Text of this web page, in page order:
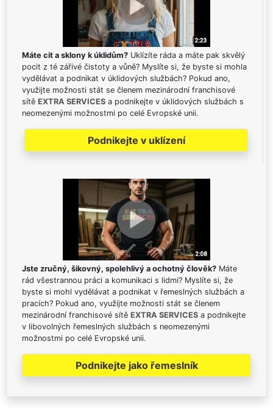
Máte cit a sklony k úklidům? Uklízíte ráda a máte pak skvělý
pocit z té zářivé čistoty a vůně? Myslíte si, že byste si mohla
vydělávat a podnikat v úklidových službách? Pokud ano,
využijte možnosti stát se členem mezinárodní franchisové
sítě EXTRA SERVICES a podnikejte v úklidových službách s
neomezenými možnostmi po celé Evropské unii.
Podnikejte v uklízení
Jste zručný, šikovný, spolehlivý a ochotný člověk? Máte
rád všestrannou práci a komunikaci s lidmi? Myslíte si, že
byste si mohl vydělávat a podnikat v řemeslných službách a
pracích? Pokud ano, využijte možnosti stát se členem
mezinárodní franchisové sítě EXTRA SERVICES a podnikejte
v libovolných řemeslných službách s neomezenými
možnostmi po celé Evropské unii.
Podnikejte jako řemeslník